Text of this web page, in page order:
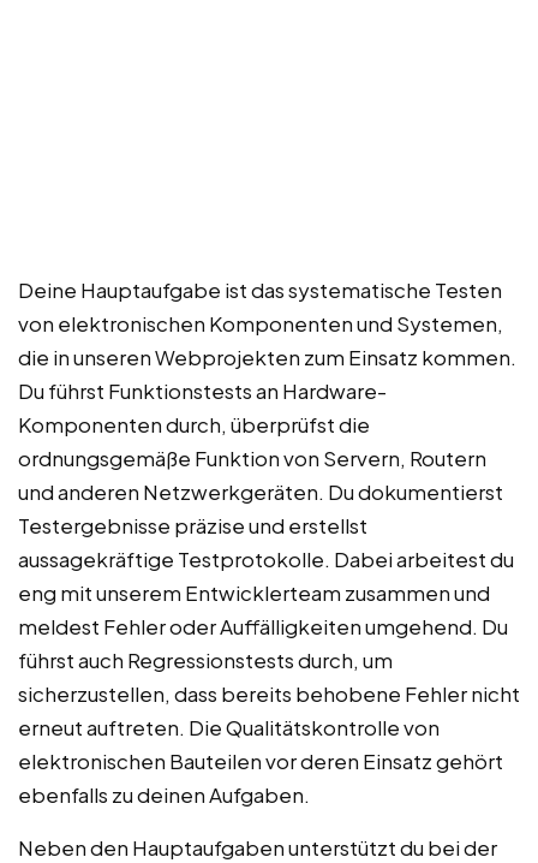
Deine Hauptaufgabe ist das systematische Testen
von elektronischen Komponenten und Systemen,
die in unseren Webprojekten zum Einsatz kommen.
Du führst Funktionstests an Hardware-
Komponenten durch, überprüfst die
ordnungsgemäße Funktion von Servern, Routern
und anderen Netzwerkgeräten. Du dokumentierst
Testergebnisse präzise und erstellst
aussagekräftige Testprotokolle. Dabei arbeitest du
eng mit unserem Entwicklerteam zusammen und
meldest Fehler oder Auffälligkeiten umgehend. Du
führst auch Regressionstests durch, um
sicherzustellen, dass bereits behobene Fehler nicht
erneut auftreten. Die Qualitätskontrolle von
elektronischen Bauteilen vor deren Einsatz gehört
ebenfalls zu deinen Aufgaben.
Neben den Hauptaufgaben unterstützt du bei der